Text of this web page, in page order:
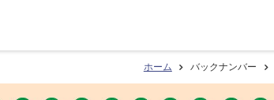
ホーム バックナンバー